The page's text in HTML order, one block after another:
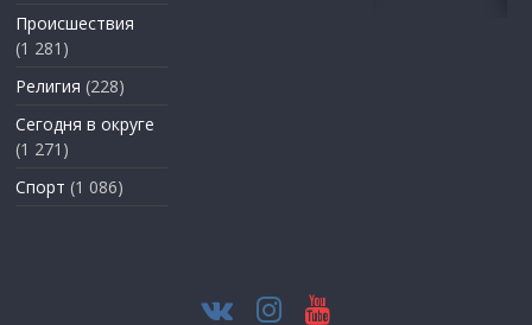
Происшествия
(1 281)
Религия (228)
Сегодня в округе
(1 271)
Спорт (1 086)